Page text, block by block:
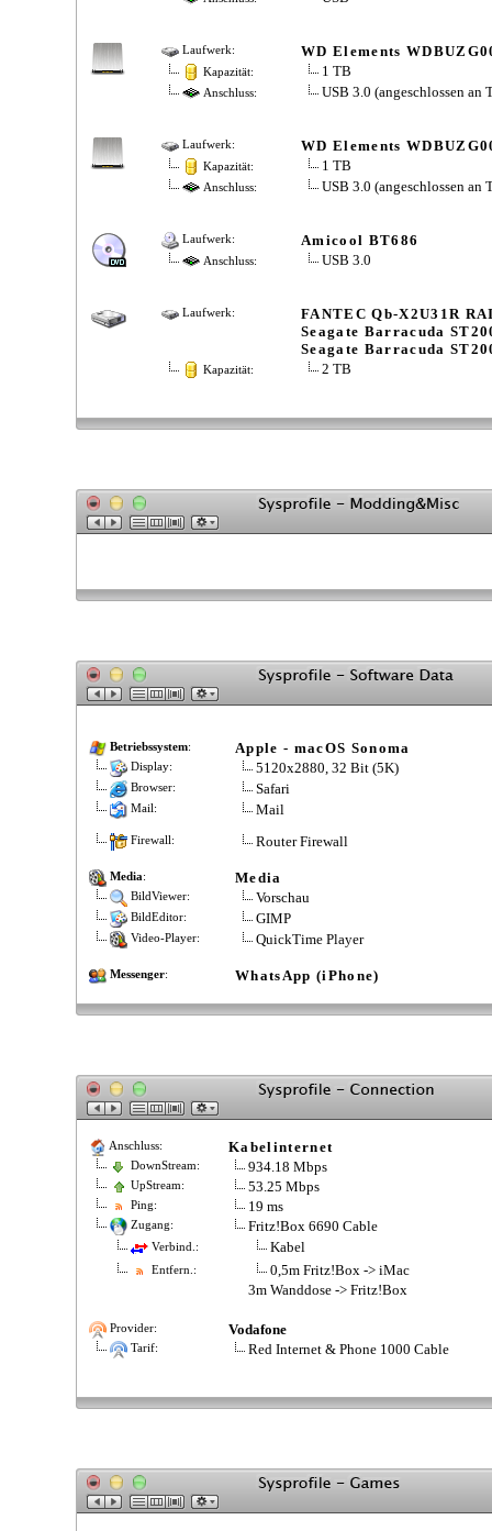
Laufwerk: WD Elements
Kapazität: 1 TB
Anschluss: USB 3.0 (angeschlossen an
Laufwerk: WD Elements
Kapazität: 1 TB
Anschluss: USB 3.0 (angeschlossen an
Laufwerk: Amicool BT686
Anschluss: USB 3.0
Laufwerk:
FANTEC Qb-X2U31R
Seagate Barracuda
Seagate Barracuda
Kapazität: 2 TB
Betriebssystem: Apple - macOS Sonoma
Display: 5120x2880, 32 Bit (5K)
Browser: Safari
Mail: Mail
Firewall: Router Firewall
Media: Media
BildViewer: Vorschau
BildEditor: GIMP
Video-Player: QuickTime Player
Messenger: WhatsApp (iPhone)
Anschluss: Kabelinternet
DownStream: 934.18 Mbps
UpStream: 53.25 Mbps
Ping: 19 ms
Zugang: Fritz!Box 6690 Cable
Verbind.: Kabel
Entfern.:
0,5m Fritz!Box -> iMac
3m Wanddose -> Fritz!Box
Provider: Vodafone
Tarif: Red Internet & Phone 1000 Cable